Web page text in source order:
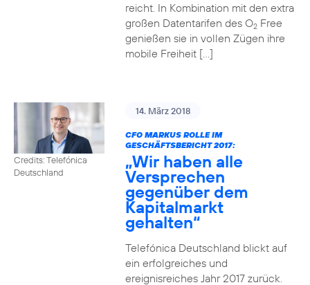
reicht. In Kombination mit den extra
großen Datentarifen des O2Free
genießen sie in vollen Zügen ihre
mobile Freiheit […]
Credits: Telefónica
Deutschland
14. März 2018
CFO MARKUS ROLLE IM
GESCHÄFTSBERICHT 2017:
„Wir haben alle
Versprechen
gegenüber dem
Kapitalmarkt
gehalten“
Telefónica Deutschland blickt auf
ein erfolgreiches und
ereignisreiches Jahr 2017 zurück.